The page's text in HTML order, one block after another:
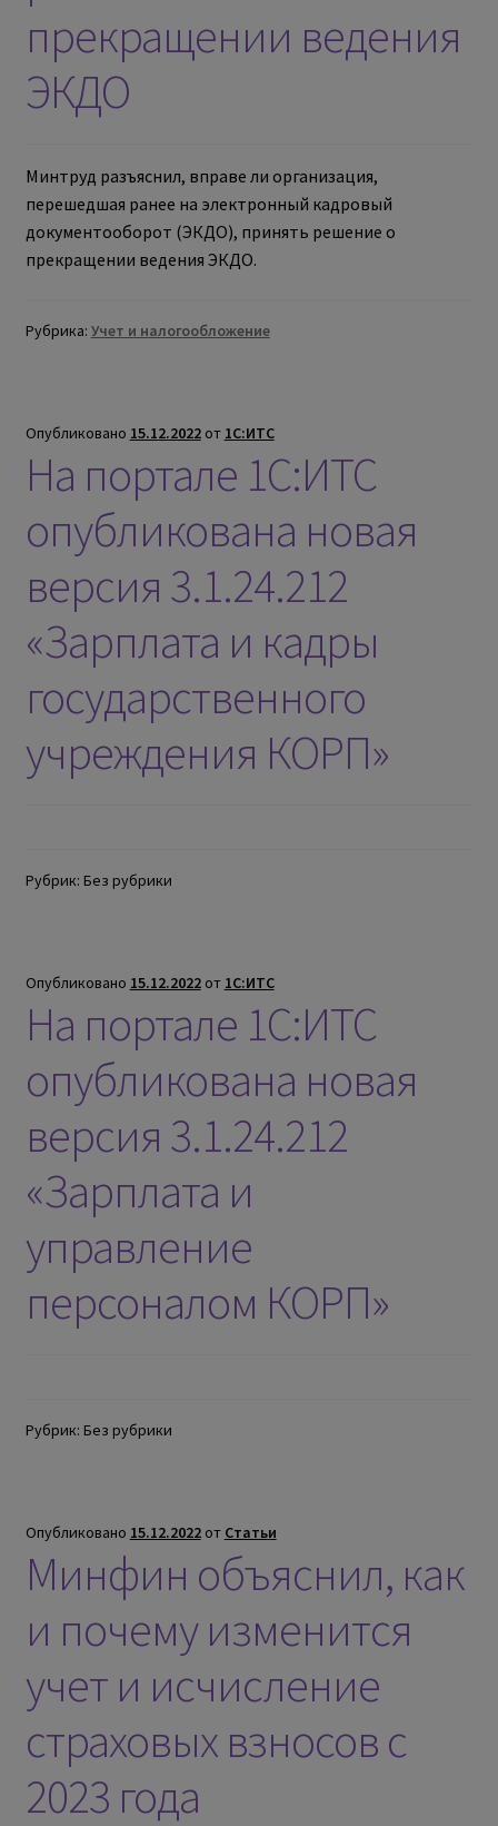
прекращении ведения
ЭКДО
Минтруд разъяснил, вправе ли организация,
перешедшая ранее на электронный кадровый
документооборот (ЭКДО), принять решение о
прекращении ведения ЭКДО.
Рубрика: Учет и налогообложение
Опубликовано 15.12.2022 от 1С:ИТС
На портале 1С:ИТС
опубликована новая
версия 3.1.24.212
«Зарплата и кадры
государственного
учреждения КОРП»
Рубрик: Без рубрики
Опубликовано 15.12.2022 от 1С:ИТС
На портале 1С:ИТС
опубликована новая
версия 3.1.24.212
«Зарплата и
управление
персоналом КОРП»
Рубрик: Без рубрики
Опубликовано 15.12.2022 от Статьи
Минфин объяснил, как
и почему изменится
учет и исчисление
страховых взносов с
2023 года